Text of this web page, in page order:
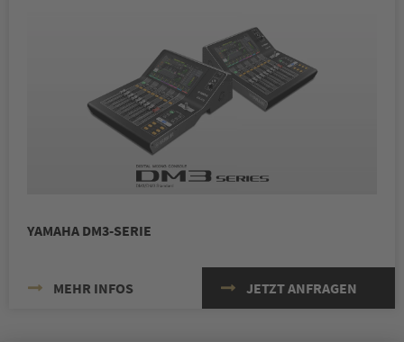
YAMAHA DM3-SERIE
MEHR INFOS JETZT ANFRAGEN